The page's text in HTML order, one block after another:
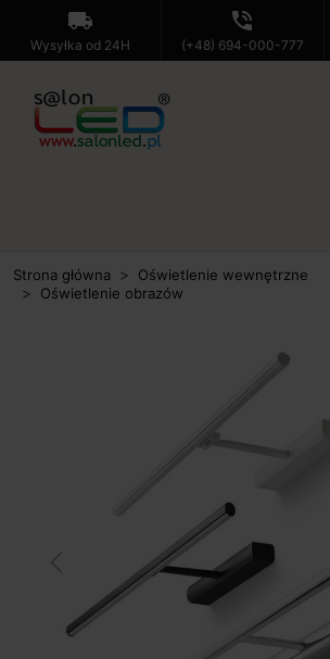
local_shipping
Wysyłka od 24H
phone_in_talk
(+48) 694-000-777
Strona główna
Oświetlenie wewnętrzne
Oświetlenie obrazów